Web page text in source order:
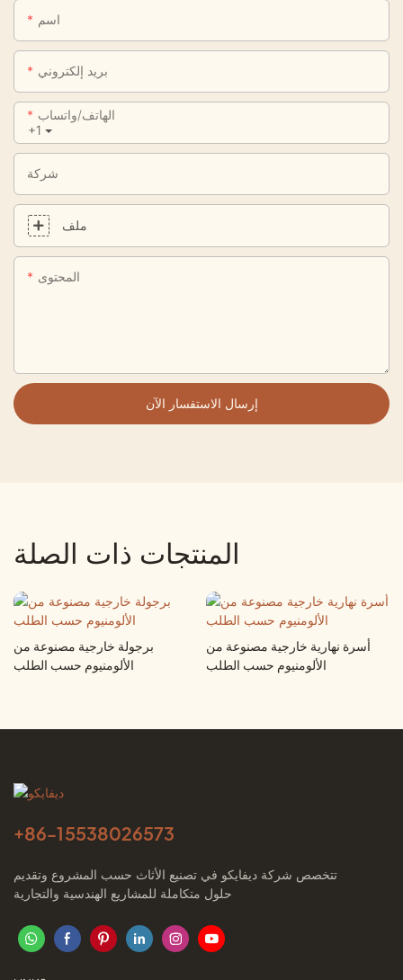
اسم
بريد إلكتروني
+1
الهاتف/واتساب
شركة
ملف
المحتوى
إرسال الاستفسار الآن
المنتجات ذات الصلة
برجولة خارجية مصنوعة من
الألومنيوم حسب الطلب
أسرة نهارية خارجية مصنوعة من
الألومنيوم حسب الطلب
+86-15538026573
تتخصص شركة ديفايكو في تصنيع الأثاث حسب المشروع وتقديم
حلول متكاملة للمشاريع الهندسية والتجارية